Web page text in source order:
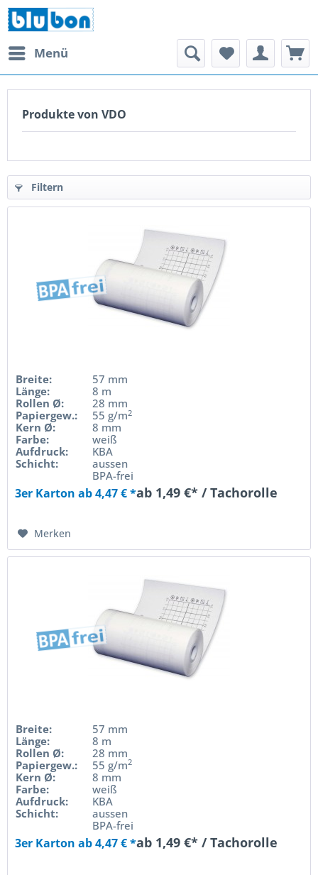
Menü
Produkte von VDO
Filtern
Breite:
57 mm
Länge:
8 m
Rollen Ø:
28 mm
Papiergew.:
55 g/m2
Kern Ø:
8 mm
Farbe:
weiß
Aufdruck:
KBA
Schicht:
aussen
BPA-frei
ab 1,49 €* / Tachorolle
3er Karton ab 4,47 € *
Merken
Breite:
57 mm
Länge:
8 m
Rollen Ø:
28 mm
Papiergew.:
55 g/m2
Kern Ø:
8 mm
Farbe:
weiß
Aufdruck:
KBA
Schicht:
aussen
BPA-frei
ab 1,49 €* / Tachorolle
3er Karton ab 4,47 € *